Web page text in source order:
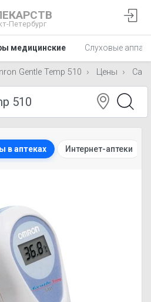
Петербург
медицинские Слуховые
Gentle Temp 510 Цены
в аптеках Интернет-аптеки